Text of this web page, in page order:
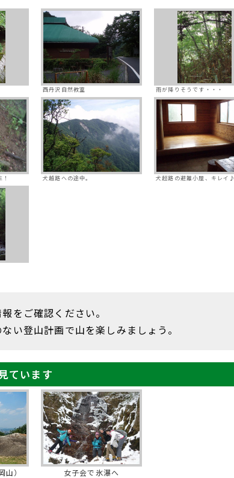
西丹沢自然教室 雨が降りそうです・・・
犬越路への途中。 犬超路の避難小屋、キレイ♪
をご確認ください。
い登山計画で山を楽しみましょう。
ています
） 女子会で氷瀑へ